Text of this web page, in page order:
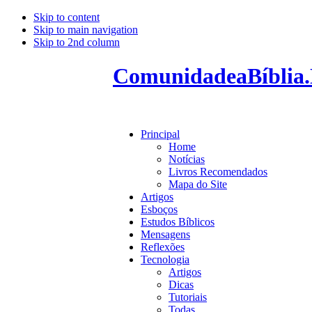
Skip to content
Skip to main navigation
Skip to 2nd column
Principal
Home
Notícias
Livros Recomendados
Mapa do Site
Artigos
Esboços
Estudos Bíblicos
Mensagens
Reflexões
Tecnologia
Artigos
Dicas
Tutoriais
Todas